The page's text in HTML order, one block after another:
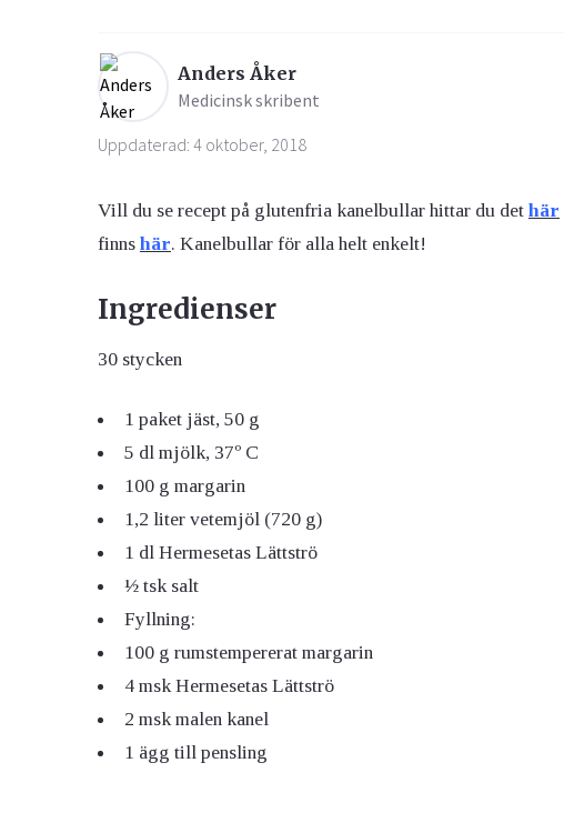
Ögon & Öron
Övervikt
Anders Åker
Medicinsk skribent
Uppdaterad: 4 oktober, 2018
Vill du se recept på glutenfria kanelbullar hittar du det här
finns här. Kanelbullar för alla helt enkelt!
Ingredienser
30 stycken
1 paket jäst, 50 g
5 dl mjölk, 37º C
100 g margarin
1,2 liter vetemjöl (720 g)
1 dl Hermesetas Lättströ
½ tsk salt
Fyllning:
100 g rumstempererat margarin
4 msk Hermesetas Lättströ
2 msk malen kanel
1 ägg till pensling